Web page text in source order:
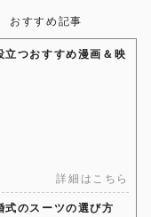
おすすめ記事
立つおすすめ漫画＆映
詳細はこちら
式のスーツの選び方